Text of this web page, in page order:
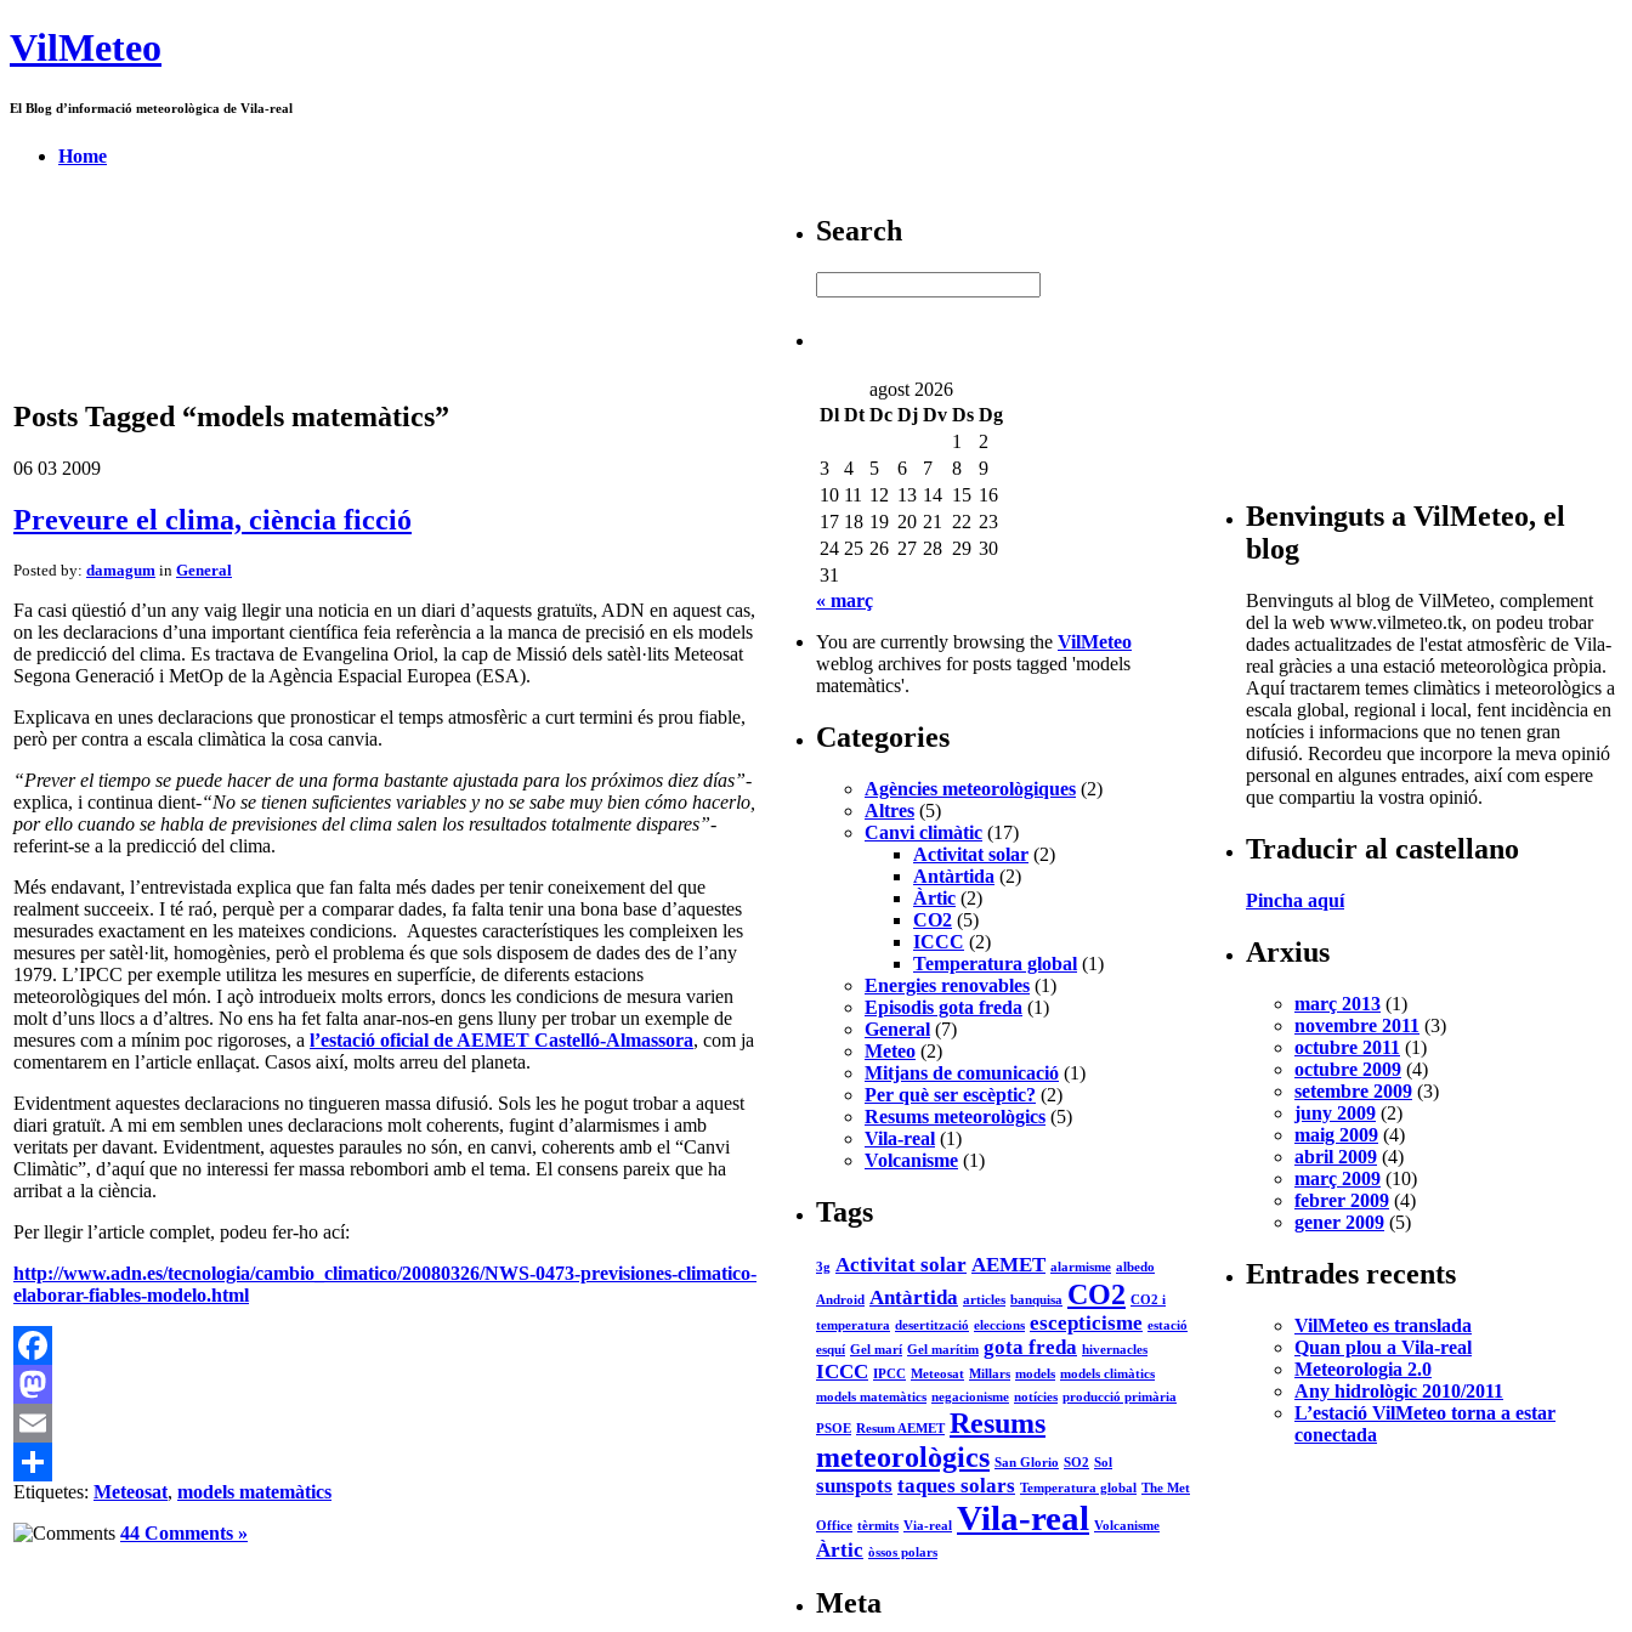
VilMeteo
El Blog d’informació meteorològica de Vila-real
Home
Posts Tagged “models matemàtics”
06 03 2009
Preveure el clima, ciència ficció
Posted by: damagum in General
Fa casi qüestió d’un any vaig llegir una noticia en un diari d’aquests gratuïts, ADN en aquest cas,
on les declaracions d’una important científica feia referència a la manca de precisió en els models
de predicció del clima. Es tractava de Evangelina Oriol, la cap de Missió dels satèl·lits Meteosat
Segona Generació i MetOp de la Agència Espacial Europea (ESA).
Explicava en unes declaracions que pronosticar el temps atmosfèric a curt termini és prou fiable,
però per contra a escala climàtica la cosa canvia.
“Prever el tiempo se puede hacer de una forma bastante ajustada para los próximos diez días”-
explica, i continua dient-“No se tienen suficientes variables y no se sabe muy bien cómo hacerlo,
por ello cuando se habla de previsiones del clima salen los resultados totalmente dispares”-
referint-se a la predicció del clima.
Més endavant, l’entrevistada explica que fan falta més dades per tenir coneixement del que
realment succeeix. I té raó, perquè per a comparar dades, fa falta tenir una bona base d’aquestes
mesurades exactament en les mateixes condicions. Aquestes característiques les compleixen les
mesures per satèl·lit, homogènies, però el problema és que sols disposem de dades des de l’any
1979. L’IPCC per exemple utilitza les mesures en superfície, de diferents estacions
meteorològiques del món. I açò introdueix molts errors, doncs les condicions de mesura varien
molt d’uns llocs a d’altres. No ens ha fet falta anar-nos-en gens lluny per trobar un exemple de
mesures com a mínim poc rigoroses, a l’estació oficial de AEMET Castelló-Almassora, com ja
comentarem en l’article enllaçat. Casos així, molts arreu del planeta.
Evidentment aquestes declaracions no tingueren massa difusió. Sols les he pogut trobar a aquest
diari gratuït. A mi em semblen unes declaracions molt coherents, fugint d’alarmismes i amb
veritats per davant. Evidentment, aquestes paraules no són, en canvi, coherents amb el “Canvi
Climàtic”, d’aquí que no interessi fer massa rebombori amb el tema. El consens pareix que ha
arribat a la ciència.
Per llegir l’article complet, podeu fer-ho ací:
http://www.adn.es/tecnologia/cambio_climatico/20080326/NWS-0473-previsiones-climatico-
elaborar-fiables-modelo.html
Facebook
Mastodon
Email
Comparteix
Etiquetes: Meteosat, models matemàtics
44 Comments »
Search
agost 2026
Dl Dt Dc Dj Dv Ds Dg
1
2
3
4 5 6 7 8
9
10 11 12 13 14 15 16
17 18 19 20 21 22 23
24 25 26 27 28 29 30
31
« març
You are currently browsing the VilMeteo
weblog archives for posts tagged 'models
matemàtics'.
Categories
Agències meteorològiques (2)
Altres (5)
Canvi climàtic (17)
Activitat solar (2)
Antàrtida (2)
Àrtic (2)
CO2 (5)
ICCC (2)
Temperatura global (1)
Energies renovables (1)
Episodis gota freda (1)
General (7)
Meteo (2)
Mitjans de comunicació (1)
Per què ser escèptic? (2)
Resums meteorològics (5)
Vila-real (1)
Volcanisme (1)
Tags
3g Activitat solar AEMET alarmisme albedo
Android Antàrtida articles banquisa CO2 CO2 i
temperatura desertització eleccions escepticisme estació
esquí Gel marí Gel marítim gota freda hivernacles
ICCC IPCC Meteosat Millars models models climàtics
models matemàtics negacionisme notícies producció primària
PSOE Resum AEMET Resums
meteorològics San Glorio SO2 Sol
sunspots taques solars Temperatura global The Met
Office tèrmits Via-real Vila-real Volcanisme
Àrtic òssos polars
Meta
Benvinguts a VilMeteo, el
blog
Benvinguts al blog de VilMeteo, complement
del la web www.vilmeteo.tk, on podeu trobar
dades actualitzades de l'estat atmosfèric de Vila-
real gràcies a una estació meteorològica pròpia.
Aquí tractarem temes climàtics i meteorològics a
escala global, regional i local, fent incidència en
notícies i informacions que no tenen gran
difusió. Recordeu que incorpore la meva opinió
personal en algunes entrades, així com espere
que compartiu la vostra opinió.
Traducir al castellano
Pincha aquí
Arxius
març 2013 (1)
novembre 2011 (3)
octubre 2011 (1)
octubre 2009 (4)
setembre 2009 (3)
juny 2009 (2)
maig 2009 (4)
abril 2009 (4)
març 2009 (10)
febrer 2009 (4)
gener 2009 (5)
Entrades recents
VilMeteo es translada
Quan plou a Vila-real
Meteorologia 2.0
Any hidrològic 2010/2011
L’estació VilMeteo torna a estar
conectada